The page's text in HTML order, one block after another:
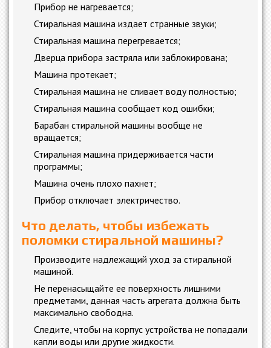
Прибор не нагревается;
Стиральная машина издает странные звуки;
Стиральная машина перегревается;
Дверца прибора застряла или заблокирована;
Машина протекает;
Стиральная машина не сливает воду полностью;
Стиральная машина сообщает код ошибки;
Барабан стиральной машины вообще не
вращается;
Стиральная машина придерживается части
программы;
Машина очень плохо пахнет;
Прибор отключает электричество.
Что делать, чтобы избежать
поломки стиральной машины?
Производите надлежащий уход за стиральной
машиной.
Не перенасыщайте ее поверхность лишними
предметами, данная часть агрегата должна быть
максимально свободна.
Следите, чтобы на корпус устройства не попадали
капли воды или другие жидкости.